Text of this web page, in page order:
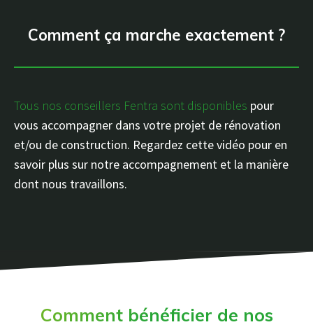
Comment ça marche exactement ?
Tous nos conseillers Fentra sont disponibles pour
vous accompagner dans votre projet de rénovation
et/ou de construction. Regardez cette vidéo pour en
savoir plus sur notre accompagnement et la manière
dont nous travaillons.
Comment bénéficier de nos